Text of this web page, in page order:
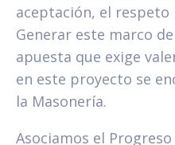
aceptación, el
Generar este marco
apuesta que exige
en este proyecto se
la Masonería.
Asociamos el